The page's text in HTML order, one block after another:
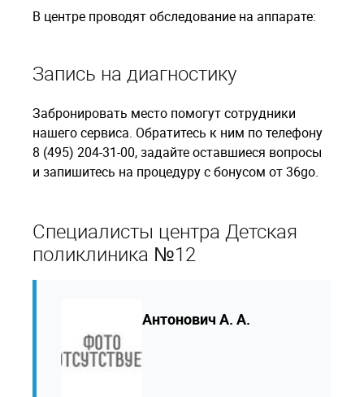
В центре проводят обследование на аппарате:
Запись на диагностику
Забронировать место помогут сотрудники
нашего сервиса. Обратитесь к ним по телефону
8 (495) 204-31-00, задайте оставшиеся вопросы
и запишитесь на процедуру с бонусом от 36go.
Специалисты центра Детская
поликлиника №12
Антонович А. А.